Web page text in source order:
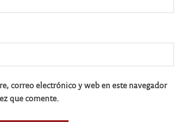
correo electrónico y web en este navegador
que comente.